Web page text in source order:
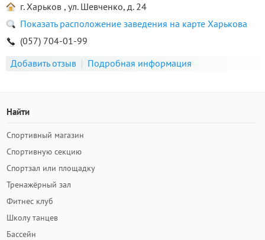
г. Харьков , ул. Шевченко, д. 24
Показать расположение заведения на карте Харькова
(057) 704-01-99
Добавить отзыв
Подробная информация
Найти
Спортивный магазин
Спортивную секцию
Спортзал или площадку
Тренажёрный зал
Фитнес клуб
Школу танцев
Бассейн